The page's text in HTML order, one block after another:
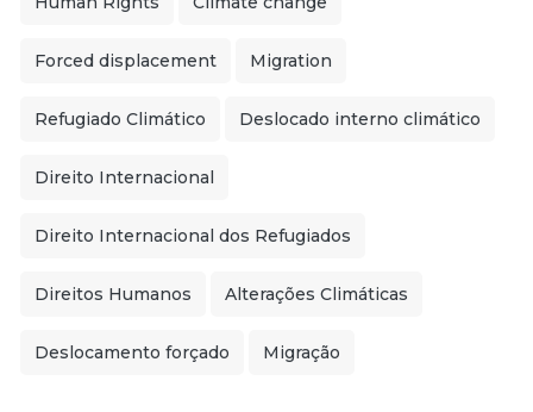
Forced displacement Migration
Refugiado Climático Deslocado interno climático
Direito Internacional
Direito Internacional dos Refugiados
Direitos Humanos Alterações Climáticas
Deslocamento forçado Migração